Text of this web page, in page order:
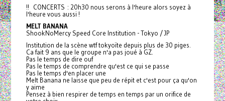
!! CONCERTS : 20h30 nous serons à l'heure alors soyez à
l'heure vous aussi !
MELT BANANA
ShookNoMercy Speed Core Institution - Tokyo / JP
Institution de la scène wtf tokyoïte depuis plus de 30 piges.
Ca fait 9 ans que le groupe n'a pas joué à GZ.
Pas le temps de dire ouf
Pas le temps de comprendre qu'est ce qui se passe
Pas le temps d'en placer une
Melt Banana ne laisse que peu de répit et c'est pour ça qu'on
y aime
Pensez à bien respirer de temps en temps par un orifice de